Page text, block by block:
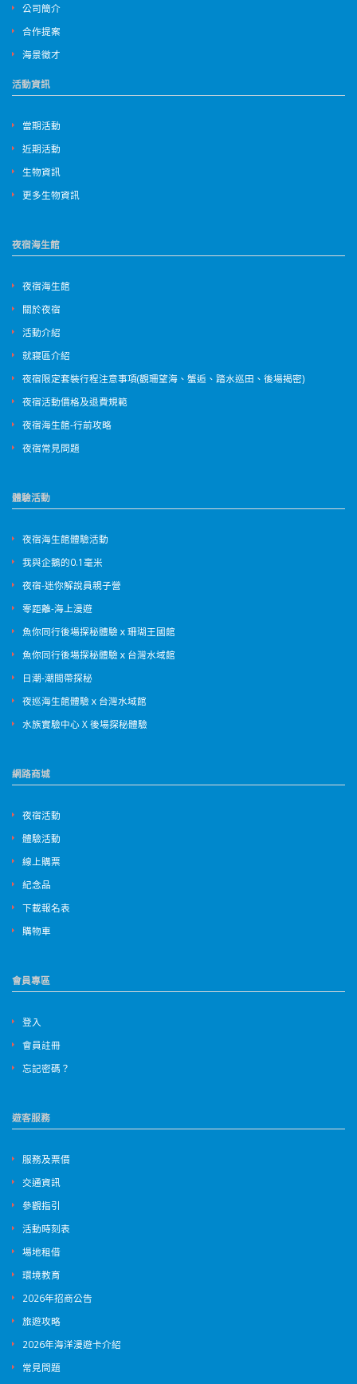
公司簡介
合作提案
海景徵才
活動資訊
當期活動
近期活動
生物資訊
更多生物資訊
夜宿海生館
夜宿海生館
關於夜宿
活動介紹
就寢區介紹
夜宿限定套裝行程注意事項(觀珊望海、蟹逅、踏水巡田、後場揭密)
夜宿活動價格及退費規範
夜宿海生館-行前攻略
夜宿常見問題
體驗活動
夜宿海生館體驗活動
我與企鵝的0.1毫米
夜宿-迷你解說員親子營
零距離-海上漫遊
魚你同行後場探秘體驗ｘ珊瑚王國館
魚你同行後場探秘體驗ｘ台灣水域館
日潮-潮間帶探秘
夜巡海生館體驗ｘ台灣水域館
水族實驗中心 X 後場探秘體驗
網路商城
夜宿活動
體驗活動
線上購票
紀念品
下載報名表
購物車
會員專區
登入
會員註冊
忘記密碼？
遊客服務
服務及票價
交通資訊
參觀指引
活動時刻表
場地租借
環境教育
2026年招商公告
旅遊攻略
2026年海洋漫遊卡介紹
常見問題